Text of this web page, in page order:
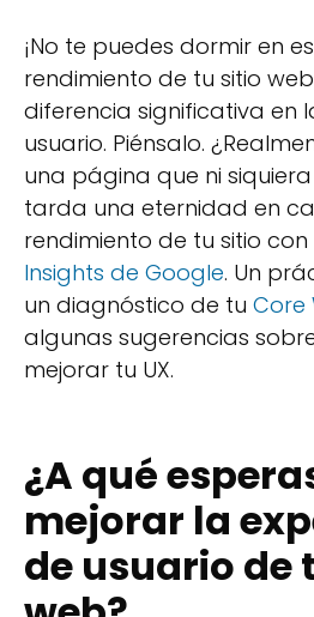
¡No te puedes dormir en
rendimiento de tu sitio
diferencia significativa en
usuario. Piénsalo.
una página que ni
tarda una eternidad en
rendimiento de tu sitio con
Insights de Google. Un
un diagnóstico de tu Core
algunas sugerencias
mejorar tu UX.
¿A qué
mejorar la
de usuario de